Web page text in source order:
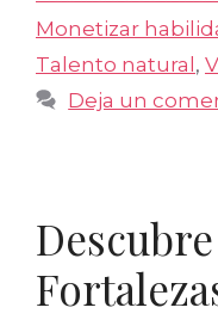
Monetizar
Talento natural ,
Deja un